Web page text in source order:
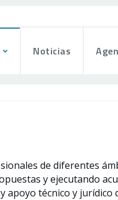
Noticias
de diferentes
y ejecutando
apoyo técnico y jurídico